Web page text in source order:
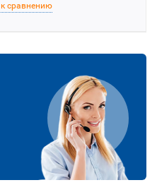
сравнению